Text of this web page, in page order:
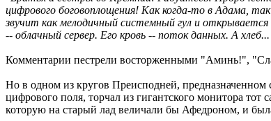
цифрового боговоплощения! Как когда-то в Адама,
звучит как мелодичный системный гул и
-- облачный сервер. Его кровь -- поток данных. А
Комментарии пестрели восторженными "Аминь!",
Но в одном из кругов Преисподней, предназначенном
цифрового поля, торчал из гигантского монитора тот
которую на старый лад величали бы Афедроном, и